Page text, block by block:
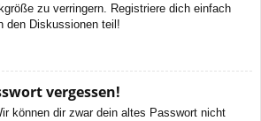
zu verringern. Registriere dich einfach
den Diskussionen teil!
vergessen!
können dir zwar dein altes Passwort nicht